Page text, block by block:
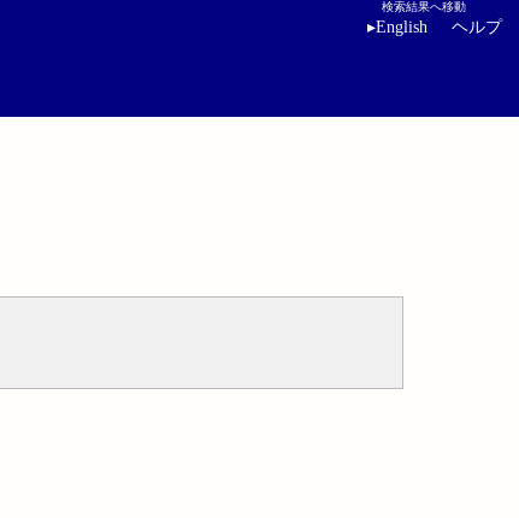
検索結果へ移動
▸English ヘルプ